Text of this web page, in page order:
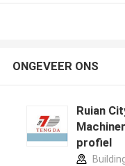
ONGEVEER ONS
Ruian
profiel